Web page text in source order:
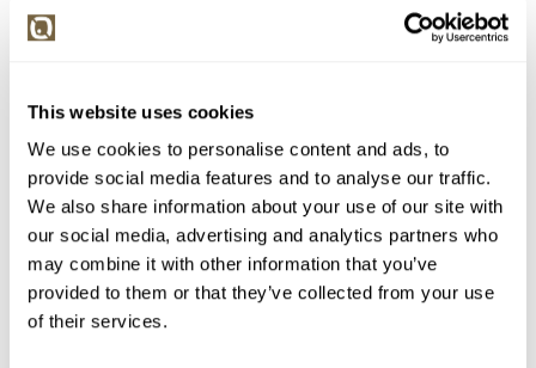
This website uses cookies
We use cookies to personalise content and ads, to
provide social media features and to analyse our traffic.
We also share information about your use of our site with
our social media, advertising and analytics partners who
may combine it with other information that you’ve
provided to them or that they’ve collected from your use
of their services.